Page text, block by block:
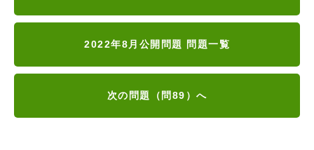
2022年8月公開問題 問題一覧
次の問題（問89）へ